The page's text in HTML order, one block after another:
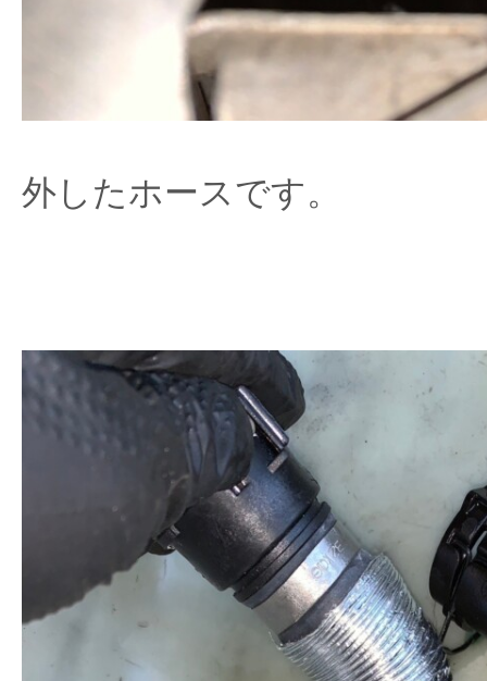
外したホースです。